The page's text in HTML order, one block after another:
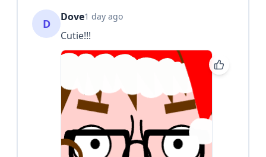
D Dove1 day ago
Cutie!!!